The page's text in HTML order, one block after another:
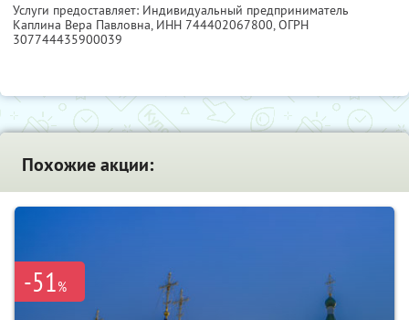
Услуги предоставляет: Индивидуальный предприниматель
Каплина Вера Павловна, ИНН 744402067800, ОГРН
307744435900039
Похожие акции:
-51%